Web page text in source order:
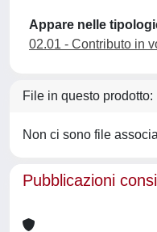
Appare nelle
02.01 - Contributo in
File in questo prodotto:
Non ci sono file
Pubblicazioni